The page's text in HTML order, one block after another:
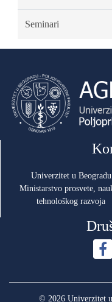
Seminari
Univerzitet u Beogradu
Ministarstvo prosvete,
tehnološkog razvoja
© 2026 Univerzitet